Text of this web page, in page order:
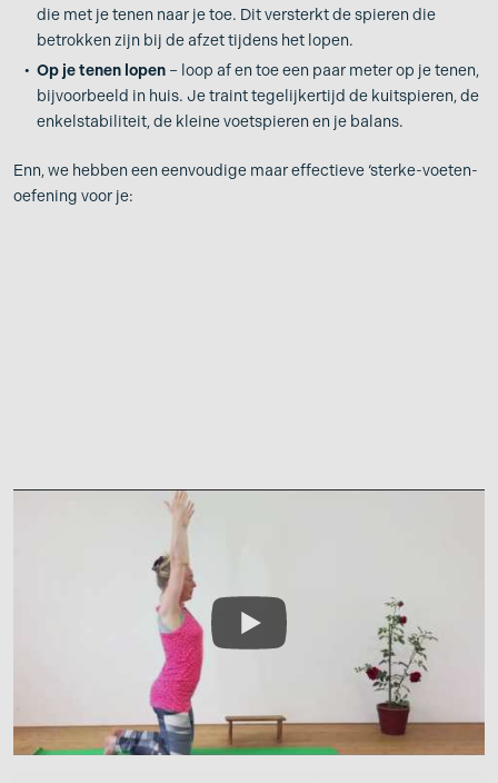
die met je tenen naar je toe. Dit versterkt de spieren die
betrokken zijn bij de afzet tijdens het lopen.
Op je tenen lopen – loop af en toe een paar meter op je tenen,
bijvoorbeeld in huis. Je traint tegelijkertijd de kuitspieren, de
enkelstabiliteit, de kleine voetspieren en je balans.
Enn, we hebben een eenvoudige maar effectieve ‘sterke-voeten-
oefening voor je: